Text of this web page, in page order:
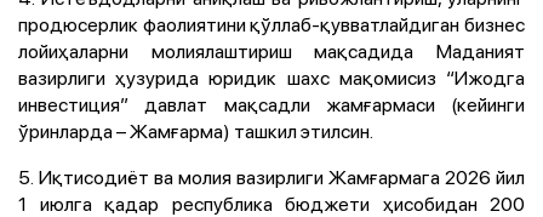
продюсерлик фаолиятини қўллаб-қувватлайдиган бизнес
лойиҳаларни молиялаштириш мақсадида Маданият
вазирлиги ҳузурида юридик шахс мақомисиз “Ижодга
инвестиция” давлат мақсадли жамғармаси (кейинги
ўринларда – Жамғарма) ташкил этилсин.
5. Иқтисодиёт ва молия вазирлиги Жамғармага 2026 йил
1 июлга қадар республика бюджети ҳисобидан 200